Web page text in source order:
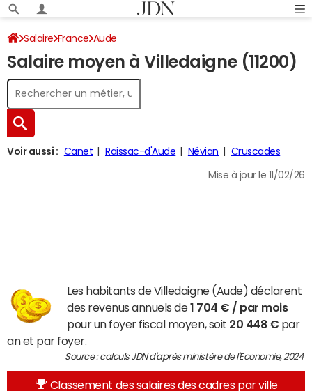
Salaire France Aude
Salaire moyen à Villedaigne (11200)
Voir aussi : Canet Raissac-d'Aude Névian Cruscades
Mise à jour le 11/02/26
Les habitants de Villedaigne (Aude) déclarent
des revenus annuels de1 704 € / par mois
pour un foyer fiscal moyen, soit 20 448 € par
an et par foyer.
Source : calculs JDN d'après ministère de l'Economie, 2024
Classement des salaires des cadres par ville